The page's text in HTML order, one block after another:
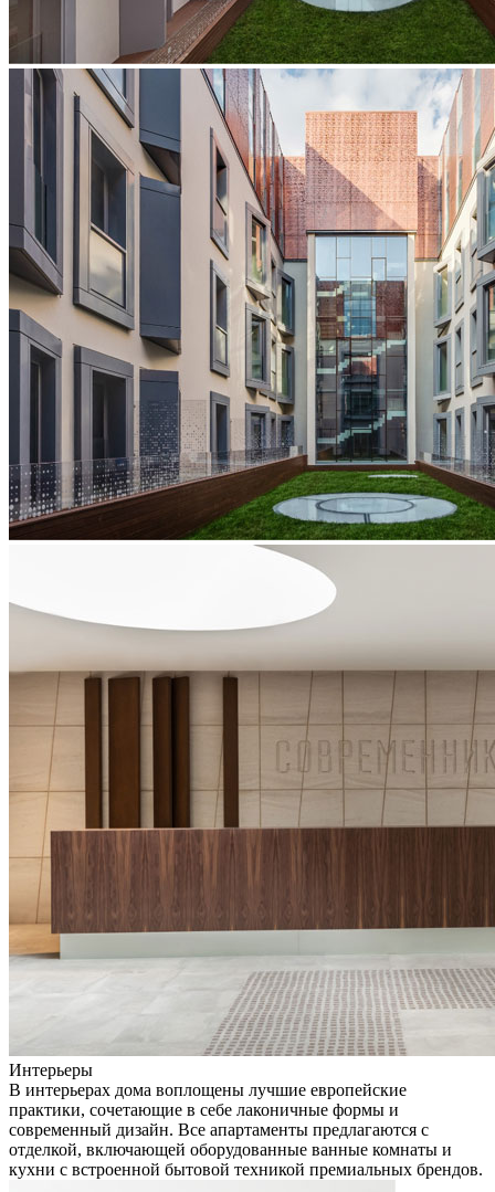
Интерьеры
В интерьерах дома воплощены лучшие европейские
практики, сочетающие в себе лаконичные формы и
современный дизайн. Все апартаменты предлагаются с
отделкой, включающей оборудованные ванные комнаты и
кухни с встроенной бытовой техникой премиальных брендов.